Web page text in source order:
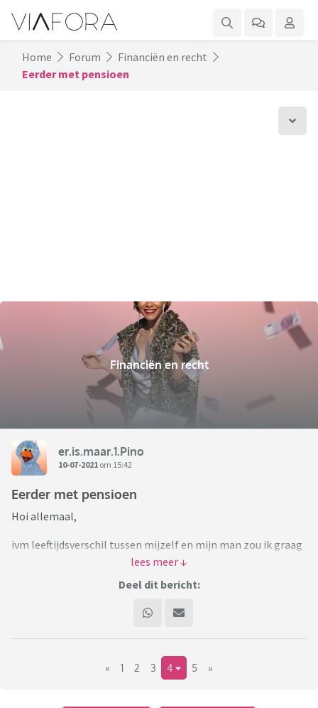
Home Forum
Financiën en recht
Eerder met pensioen
Financiën en recht
er.is.maar.1.Pino
10-07-2021 om 15:42
Eerder met pensioen
Hoi allemaal,
ivm leeftijdsverschil tussen mijzelf en mijn man zou ik graag
eerder willen stoppen met werken. Ik heb al wat gerekend op
basis van aannames (hypotheek, studiekosten kinderen en
ong. 25 jaar bij elkaar wil hebben.
gebeuren) vind ik het nog te vroeg voor
specialistisch/definitief advies en probeer ik gewoon zelf
Deel dit bericht:
« 1 2 3 4 5 »